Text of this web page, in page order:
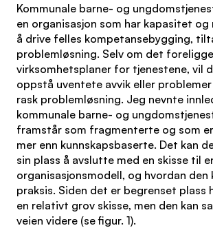
Kommunale barne- og
en organisasjon som har kapasitet
å drive felles kompetansebygging,
problemløsning. Selv om det
virksomhetsplaner for tjenestene, vil
oppstå uventete avvik eller
rask problemløsning. Jeg nevnte
kommunale barne- og
framstår som fragmenterte og som
mer enn kunnskapsbaserte. Det kan
sin plass å avslutte med en skisse til
organisasjonsmodell, og hvordan den
praksis. Siden det er begrenset plass
en relativt grov skisse, men den kan
veien videre (se figur. 1).